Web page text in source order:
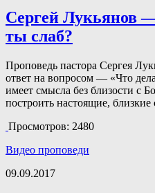
Сергей Лукьянов
ты слаб?
Проповедь пастора Сергея
ответ на вопросом — «Что
имеет смысла без близости с
построить настоящие,
Просмотров: 2480
Видео проповеди
09.09.2017